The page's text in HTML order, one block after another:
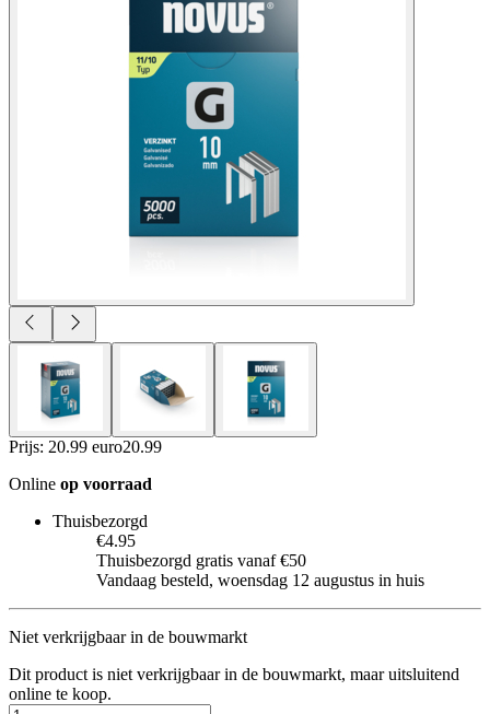
Prijs: 20.99 euro20.99
Online op voorraad
Thuisbezorgd
€4.95
Thuisbezorgd gratis vanaf €50
Vandaag besteld, woensdag 12 augustus in huis
Niet verkrijgbaar in de bouwmarkt
Dit product is niet verkrijgbaar in de bouwmarkt, maar uitsluitend
online te koop.